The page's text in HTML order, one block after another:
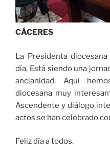
CÁCERES
La Presidenta
día, Está siendo una
ancianidad. Aquí
diocesana muy
Ascendente y diálogo
actos se han celebrado
Feliz día a todos.